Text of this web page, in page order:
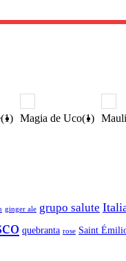
Magia de Uco(1)
ginger ale grupo salute
quebranta rose Saint